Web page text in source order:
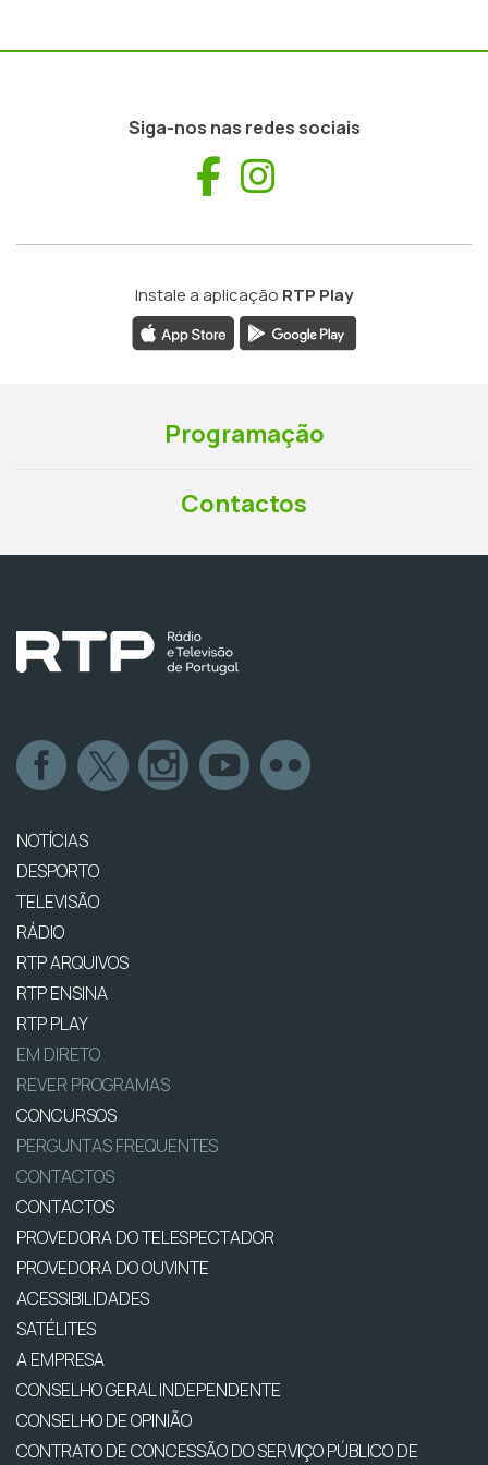
Siga-nos nas redes sociais
Facebook
Instale a aplicação RTP Play
Programação
Contactos
NOTÍCIAS
DESPORTO
TELEVISÃO
RÁDIO
RTP ARQUIVOS
RTP ENSINA
RTP PLAY
EM DIRETO
REVER PROGRAMAS
CONCURSOS
PERGUNTAS FREQUENTES
CONTACTOS
CONTACTOS
PROVEDORA DO TELESPECTADOR
PROVEDORA DO OUVINTE
ACESSIBILIDADES
SATÉLITES
A EMPRESA
CONSELHO GERAL INDEPENDENTE
CONSELHO DE OPINIÃO
CONTRATO DE CONCESSÃO DO SERVIÇO PÚBLICO DE